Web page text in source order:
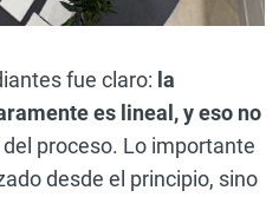
fue claro: la
es lineal, y eso no
del proceso. Lo importante
desde el principio, sino